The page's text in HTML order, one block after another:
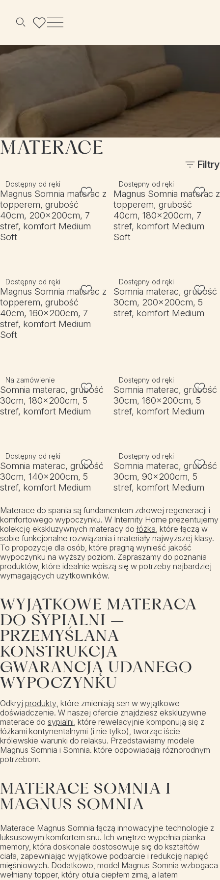
Szukaj Menu
MATERACE
Filtry
Dostępny od ręki
Magnus Somnia materac z
topperem, grubość
40cm, 200x200cm, 7
stref, komfort Medium
Soft
Dostępny od ręki
Magnus Somnia materac z
topperem, grubość
40cm, 180x200cm, 7
stref, komfort Medium
Soft
Dostępny od ręki
Magnus Somnia materac z
topperem, grubość
40cm, 160x200cm, 7
stref, komfort Medium
Soft
Dostępny od ręki
Somnia materac, grubość
30cm, 200x200cm, 5
stref, komfort Medium
Na zamówienie
Somnia materac, grubość
30cm, 180x200cm, 5
stref, komfort Medium
Dostępny od ręki
Somnia materac, grubość
30cm, 160x200cm, 5
stref, komfort Medium
Dostępny od ręki
Somnia materac, grubość
30cm, 140x200cm, 5
stref, komfort Medium
Dostępny od ręki
Somnia materac, grubość
30cm, 90x200cm, 5
stref, komfort Medium
Materace do spania są fundamentem zdrowej regeneracji i
komfortowego wypoczynku. W Internity Home prezentujemy
kolekcję ekskluzywnych materacy do łóżka , które łączą w
sobie funkcjonalne rozwiązania i materiały najwyższej klasy.
To propozycje dla osób, które pragną wynieść jakość
wypoczynku na wyższy poziom. Zapraszamy do poznania
produktów, które idealnie wpiszą się w potrzeby najbardziej
wymagających użytkowników.
WYJĄTKOWE MATERACA
DO SYPIALNI –
PRZEMYŚLANA
KONSTRUKCJA
GWARANCJĄ UDANEGO
WYPOCZYNKU
Odkryj produkty , które zmieniają sen w wyjątkowe
doświadczenie. W naszej ofercie znajdziesz ekskluzywne
materace do sypialni , które rewelacyjnie komponują się z
łóżkami kontynentalnymi (i nie tylko), tworząc iście
królewskie warunki do relaksu. Przedstawiamy modele
Magnus Somnia i Somnia. które odpowiadają różnorodnym
potrzebom.
MATERACE SOMNIA I
MAGNUS SOMNIA
Materace Magnus Somnia łączą innowacyjne technologie z
luksusowym komfortem snu. Ich wnętrze wypełnia pianka
memory, która doskonale dostosowuje się do kształtów
ciała, zapewniając wyjątkowe podparcie i redukcję napięć
mięśniowych. Dodatkowo, model Magnus Somnia wzbogaca
wełniany topper, który otula ciepłem zimą, a latem